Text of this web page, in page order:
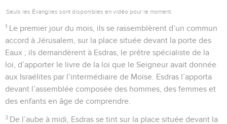
Seuls les Évangiles sont disponibles en vidéo pour le moment.
1 Le premier jour du mois, ils se rassemblèrent d’un commun
accord à Jérusalem, sur la place située devant la porte des
Eaux ; ils demandèrent à Esdras, le prêtre spécialiste de la
loi, d’apporter le livre de la loi que le Seigneur avait donnée
aux Israélites par l’intermédiaire de Moïse. Esdras l’apporta
devant l’assemblée composée des hommes, des femmes et
des enfants en âge de comprendre.
3 De l’aube à midi, Esdras se tint sur la place située devant la